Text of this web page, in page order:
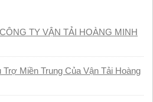
TY VẬN TẢI HOÀNG MINH
Miền Trung Của Vận Tải Hoàng